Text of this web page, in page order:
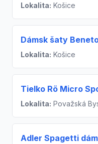
Lokalita: Košice
Dámsk šaty
Lokalita: Košice
Tielko Rö Micro
Lokalita: Považská
Adler Spagetti